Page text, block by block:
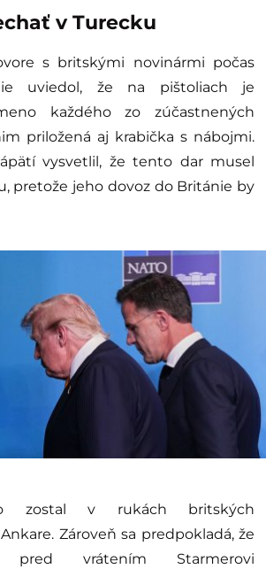
v Turecku
s britskými novinármi počas
uviedol, že na pištoliach je
každého zo zúčastnených
priložená aj krabička s nábojmi.
vysvetlil, že tento dar musel
pretože jeho dovoz do Británie by
zostal v rukách britských
Zároveň sa predpokladá, že
vrátením Starmerovi